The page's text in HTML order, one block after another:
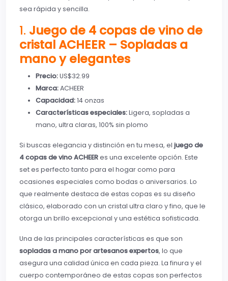
sea rápida y sencilla.
1. Juego de 4 copas de vino de
cristal ACHEER – Sopladas a
mano y elegantes
Precio:US$32.99
Marca:ACHEER
Capacidad:14 onzas
Características especiales:Ligera, sopladas a
mano, ultra claras, 100% sin plomo
Si buscas elegancia y distinción en tu mesa, el juego de
4 copas de vino ACHEERes una excelente opción. Este
set es perfecto tanto para el hogar como para
ocasiones especiales como bodas o aniversarios. Lo
que realmente destaca de estas copas es su diseño
clásico, elaborado con un cristal ultra claro y fino, que le
otorga un brillo excepcional y una estética sofisticada.
Una de las principales características es que son
sopladas a mano por artesanos expertos, lo que
asegura una calidad única en cada pieza. La finura y el
cuerpo contemporáneo de estas copas son perfectos